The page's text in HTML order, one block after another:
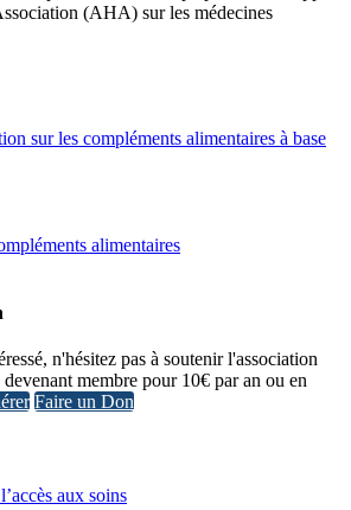
(AHA) sur les médecines
sur les compléments alimentaires à base
alimentaires
n'hésitez pas à soutenir l'association
membre pour 10€ par an ou en
Faire un Don
aux soins